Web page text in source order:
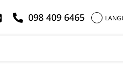
098 409 6465